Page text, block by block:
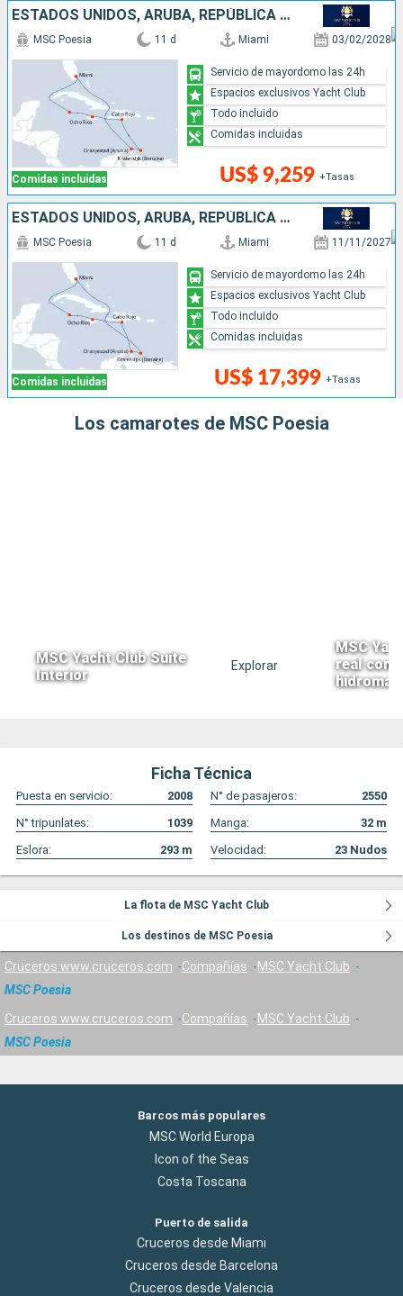
ESTADOS UNIDOS, ARUBA, REPÚBLICA DOMINICANA, JAMAICA, ISLAS CAIMÁN
Comidas incluidas
MSC Poesia 11 d Miami 03/02/2028
US$ 9,259 +Tasas
Servicio de mayordomo las 24h
Espacios exclusivos Yacht Club
Todo incluido
Comidas incluidas
ESTADOS UNIDOS, ARUBA, REPÚBLICA DOMINICANA, JAMAICA, ISLAS CAIMÁN
Comidas incluidas
MSC Poesia 11 d Miami 11/11/2027
US$ 17,399 +Tasas
Servicio de mayordomo las 24h
Espacios exclusivos Yacht Club
Todo incluido
Comidas incluidas
Los camarotes de MSC Poesia
MSC Yacht Club Suite
Interior
Explorar
MSC
real con
Ficha Técnica
Puesta en servicio: 2008 N° de pasajeros:
2550
N° tripunlates:
1039 Manga: 32 m
Eslora:
293 m Velocidad: 23 Nudos
La flota de MSC Yacht Club
Los destinos de MSC Poesia
Cruceros www.cruceros.com Compañías
MSC Yacht Club
MSC Poesia
Cruceros www.cruceros.com Compañías
MSC Yacht Club
MSC Poesia
Barcos más populares
MSC World Europa
Icon of the Seas
Costa Toscana
Puerto de salida
Cruceros desde Miami
Cruceros desde Barcelona
Cruceros desde Valencia